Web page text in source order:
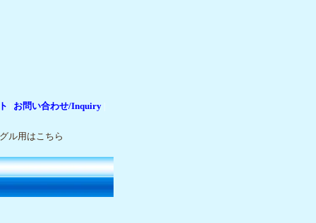
お問い合わせ/Inquiry
ル用はこちら